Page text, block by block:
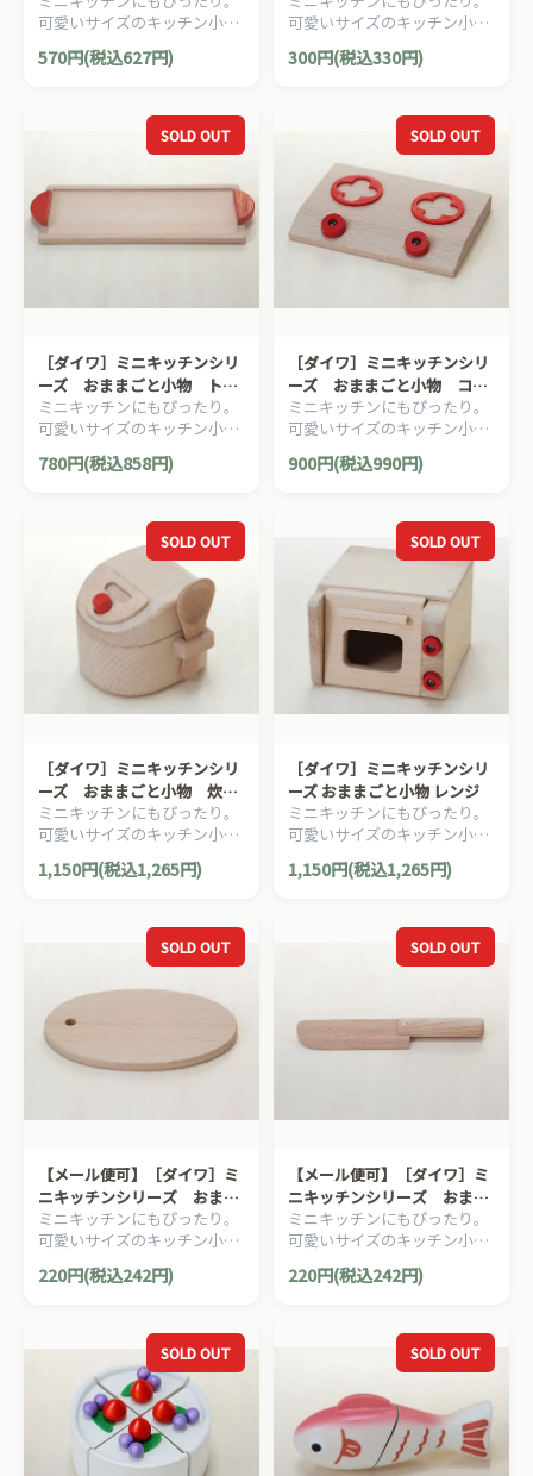
可愛いサイズのキッチン小物
シリーズ。
570円(税込627円)
可愛いサイズのキッチン小物
シリーズ。
300円(税込330円)
SOLD OUT
［ダイワ］ミニキッチンシリ
ーズ おままごと小物 トレ
イ
ミニキッチンにもぴったり。
可愛いサイズのキッチン小物
シリーズ。
780円(税込858円)
SOLD OUT
［ダイワ］ミニキッチンシリ
ーズ おままごと小物 コン
ロ
ミニキッチンにもぴったり。
可愛いサイズのキッチン小物
シリーズ。
900円(税込990円)
SOLD OUT
［ダイワ］ミニキッチンシリ
ーズ おままごと小物 炊飯
器
ミニキッチンにもぴったり。
可愛いサイズのキッチン小物
シリーズ。
1,150円(税込1,265円)
SOLD OUT
［ダイワ］ミニキッチンシリ
ーズ おままごと小物 レンジ
ミニキッチンにもぴったり。
可愛いサイズのキッチン小物
シリーズ。
1,150円(税込1,265円)
SOLD OUT
【メール便可】［ダイワ］ミ
ニキッチンシリーズ おまま
ごと小物 まな板
ミニキッチンにもぴったり。
可愛いサイズのキッチン小物
シリーズ。
220円(税込242円)
SOLD OUT
【メール便可】［ダイワ］ミ
ニキッチンシリーズ おまま
ごと小物 包丁
ミニキッチンにもぴったり。
可愛いサイズのキッチン小物
シリーズ。
220円(税込242円)
SOLD OUT SOLD OUT